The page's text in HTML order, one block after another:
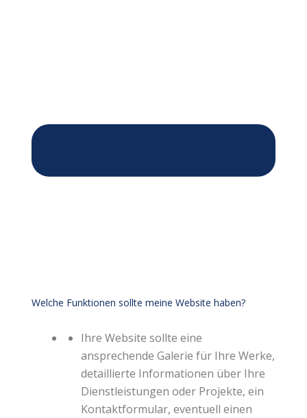
Welche Funktionen sollte meine Website haben?
Ihre Website sollte eine
ansprechende Galerie für Ihre Werke,
detaillierte Informationen über Ihre
Dienstleistungen oder Projekte, ein
Kontaktformular, eventuell einen